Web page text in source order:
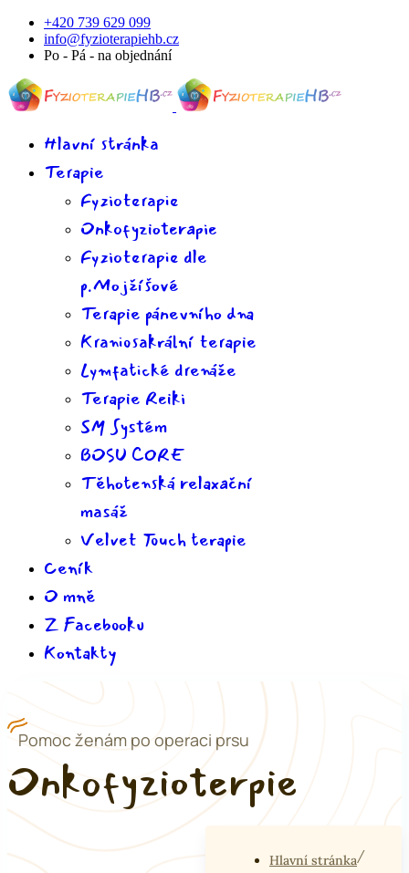
+420 739 629 099
info@fyzioterapiehb.cz
Po - Pá - na objednání
Hlavní stránka
Terapie
Fyzioterapie
Onkofyzioterapie
Fyzioterapie dle
p.Mojžíšové
Terapie pánevního dna
Kraniosakrální terapie
Lymfatické drenáže
Terapie Reiki
SM Systém
BOSU CORE
Těhotenská relaxační
masáž
Velvet Touch terapie
Ceník
O mně
Z Facebooku
Kontakty
Pomoc ženám po operaci prsu
Onkofyzioterpie
Hlavní stránka